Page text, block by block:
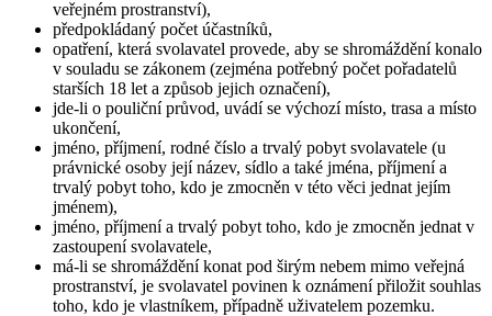
veřejném prostranství),
předpokládaný počet účastníků,
opatření, která svolavatel provede, aby se shromáždění konalo
v souladu se zákonem (zejména potřebný počet pořadatelů
starších 18 let a způsob jejich označení),
jde-li o pouliční průvod, uvádí se výchozí místo, trasa a místo
ukončení,
jméno, příjmení, rodné číslo a trvalý pobyt svolavatele (u
právnické osoby její název, sídlo a také jména, příjmení a
trvalý pobyt toho, kdo je zmocněn v této věci jednat jejím
jménem),
jméno, příjmení a trvalý pobyt toho, kdo je zmocněn jednat v
zastoupení svolavatele,
má-li se shromáždění konat pod širým nebem mimo veřejná
prostranství, je svolavatel povinen k oznámení přiložit souhlas
toho, kdo je vlastníkem, případně uživatelem pozemku.